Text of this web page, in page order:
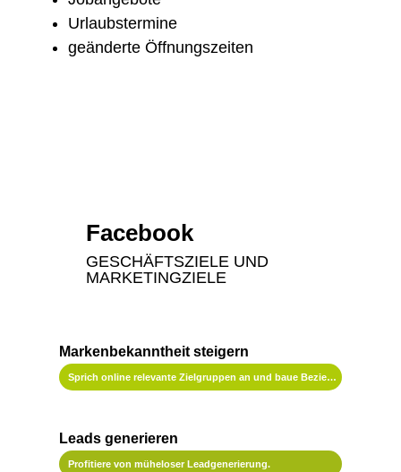
Urlaubstermine
geänderte Öffnungszeiten
Facebook
GESCHÄFTSZIELE UND
MARKETINGZIELE
Markenbekanntheit steigern
Sprich online relevante Zielgruppen an und baue Beziehungen auf.
Leads generieren
Profitiere von müheloser Leadgenerierung.